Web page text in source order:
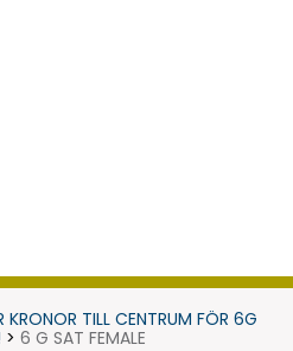
KRONOR TILL CENTRUM FÖR 6G
> 6 G SAT FEMALE